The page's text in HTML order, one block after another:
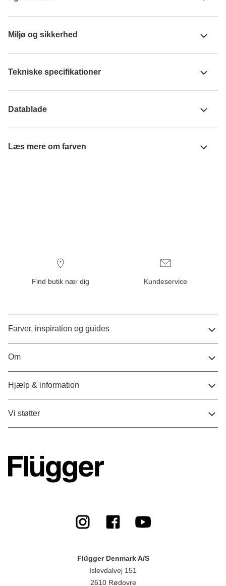
Miljø og sikkerhed
Tekniske specifikationer
Datablade
Læs mere om farven
Find butik nær dig Kundeservice
Farver, inspiration og guides
Om
Hjælp & information
Vi støtter
Flügger Denmark A/S
Islevdalvej 151
2610 Rødovre